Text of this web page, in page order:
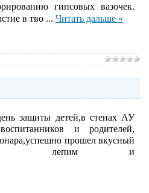
гипсовых вазочек.
в тво ... Читать дальше »
защиты детей,в стенах АУ
и родителей,
прошел вкусный
чудеса: лепим и